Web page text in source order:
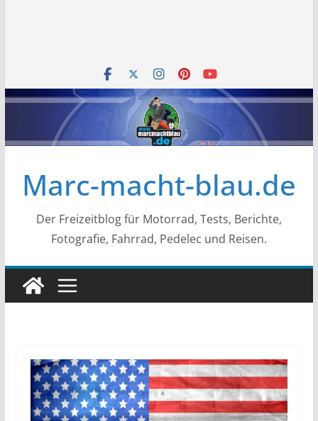
Marc-macht-blau.de
Der Freizeitblog für Motorrad, Tests, Berichte,
Fotografie, Fahrrad, Pedelec und Reisen.